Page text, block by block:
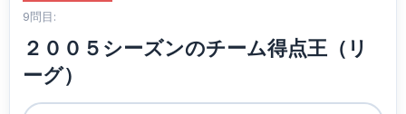
9問目:
２００５シーズンのチーム得点王（リ
ーグ）